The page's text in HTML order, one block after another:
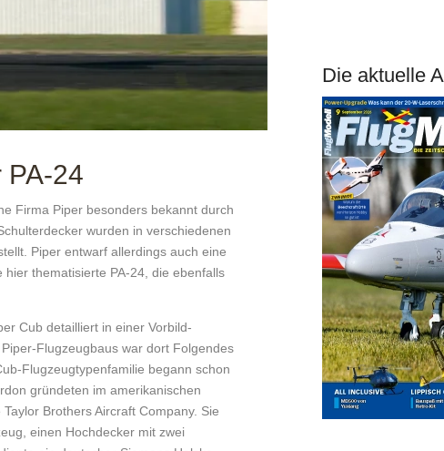
PA-24
Firma Piper besonders bekannt durch
wurden in verschiedenen
Piper entwarf allerdings auch eine
thematisierte PA-24, die ebenfalls
Cub detailliert in einer Vorbild-
Flugzeugbaus war dort Folgendes
Flugzeugtypenfamilie begann schon
gründeten im ­amerikanischen
Brothers Aircraft Company. Sie
einen Hochdecker mit zwei
Die aktuelle